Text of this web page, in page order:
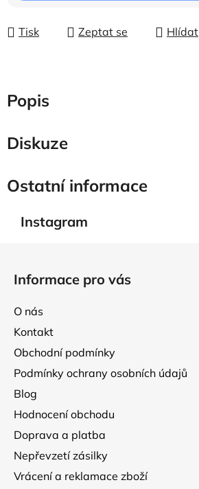
Tisk Zeptat se Hlídat
Popis
Diskuze
Ostatní informace
Instagram
Informace pro vás
O nás
Kontakt
Obchodní podmínky
Podmínky ochrany osobních údajů
Blog
Hodnocení obchodu
Doprava a platba
Nepřevzetí zásilky
Vrácení a reklamace zboží